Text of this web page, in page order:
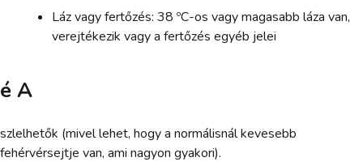
Láz vagy fertőzés: 38 ºC-os vagy magasabb láza van,
verejtékezik vagy a fertőzés egyéb jelei
é A
szlelhetők (mivel lehet, hogy a normálisnál kevesebb
fehérvérsejtje van, ami nagyon gyakori).